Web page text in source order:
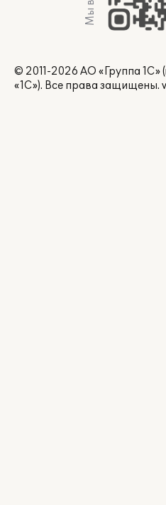
© 2011-2026 АО «Группа
«1С»). Все права защищены.